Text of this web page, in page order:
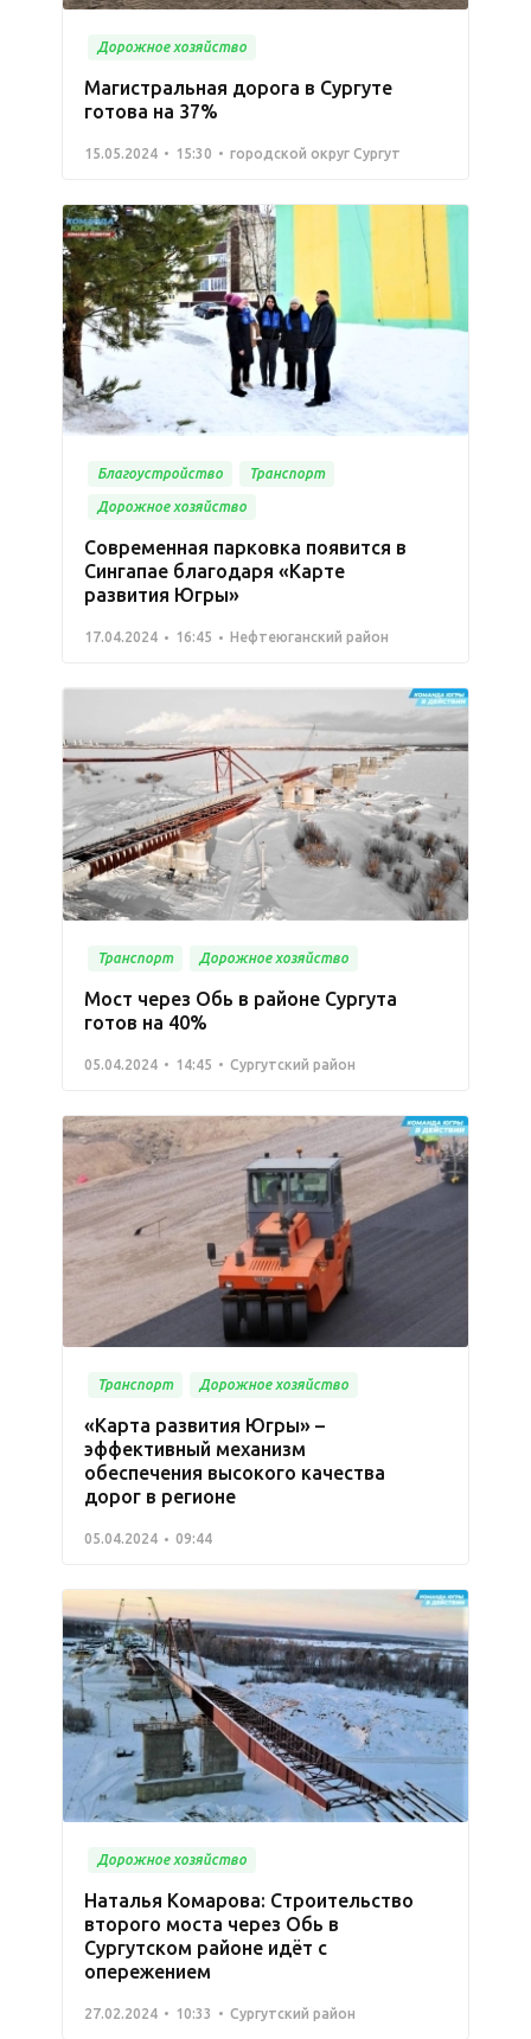
Дорожное хозяйство
Магистральная дорога в Сургуте
готова на 37%
15.05.2024 15:30 городской округ Сургут
Благоустройство Транспорт
Дорожное хозяйство
Современная парковка появится в
Сингапае благодаря «Карте
развития Югры»
17.04.2024 16:45 Нефтеюганский район
Транспорт Дорожное хозяйство
Мост через Обь в районе Сургута
готов на 40%
05.04.2024 14:45 Сургутский район
Транспорт Дорожное хозяйство
«Карта развития Югры» –
эффективный механизм
обеспечения высокого качества
дорог в регионе
05.04.2024 09:44
Дорожное хозяйство
Наталья Комарова: Строительство
второго моста через Обь в
Сургутском районе идёт с
опережением
27.02.2024 10:33 Сургутский район